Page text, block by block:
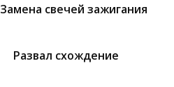
Замена свечей зажигания
Развал схождение